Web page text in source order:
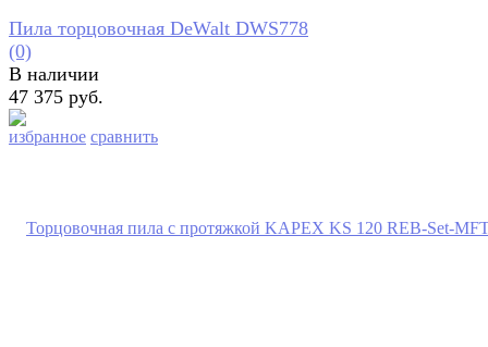
избранное сравнить
Пила торцовочная DeWalt DWS778
(0)
В наличии
47 375 руб.